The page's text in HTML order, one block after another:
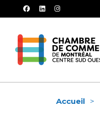
facebooklinkedininstagram
Accueil